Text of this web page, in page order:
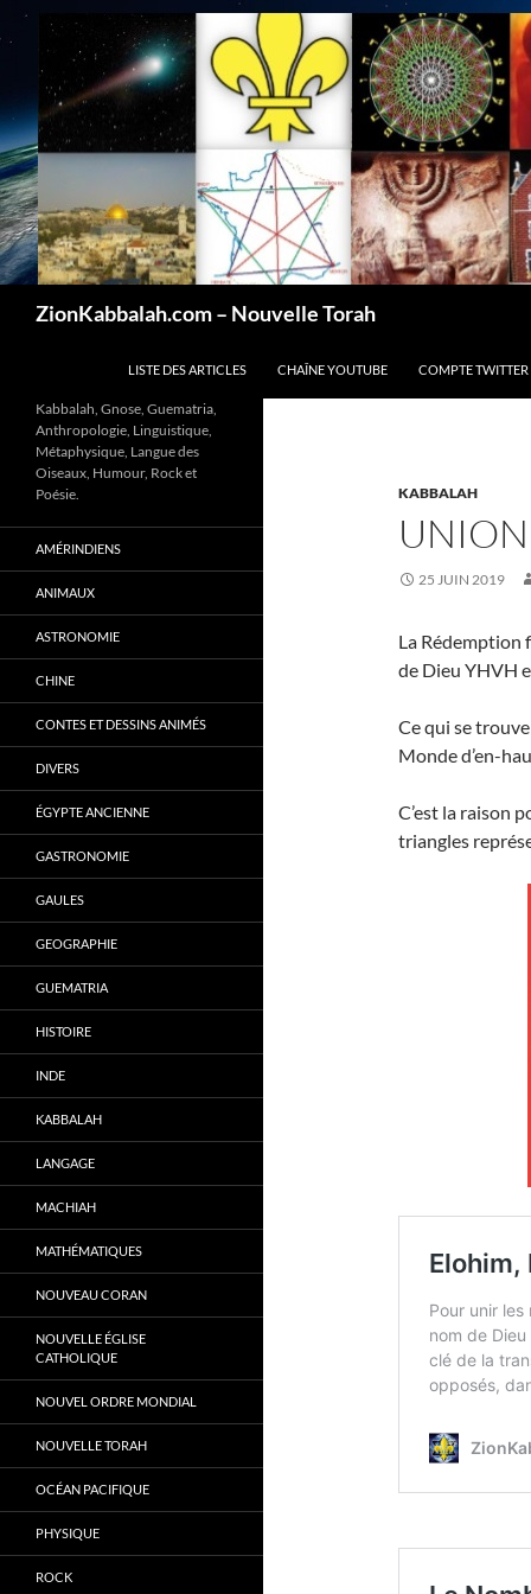
ZionKabbalah.com – Nouvelle Torah
LISTE DES ARTICLES
CHAÎNE YOUTUBE COMPTE TWITTER
KABBALAH
UNION
25 JUIN 2019
La Rédemption
de Dieu YHVH
Ce qui se
Monde d’en-
C’est la raison
triangles
Kabbalah, Gnose, Guematria,
Anthropologie, Linguistique,
Métaphysique, Langue des
Oiseaux, Humour, Rock et
Poésie.
AMÉRINDIENS
ANIMAUX
ASTRONOMIE
CHINE
CONTES ET DESSINS ANIMÉS
DIVERS
ÉGYPTE ANCIENNE
GASTRONOMIE
GAULES
GEOGRAPHIE
GUEMATRIA
HISTOIRE
INDE
KABBALAH
LANGAGE
MACHIAH
MATHÉMATIQUES
NOUVEAU CORAN
NOUVELLE ÉGLISE
CATHOLIQUE
NOUVEL ORDRE MONDIAL
NOUVELLE TORAH
OCÉAN PACIFIQUE
PHYSIQUE
ROCK